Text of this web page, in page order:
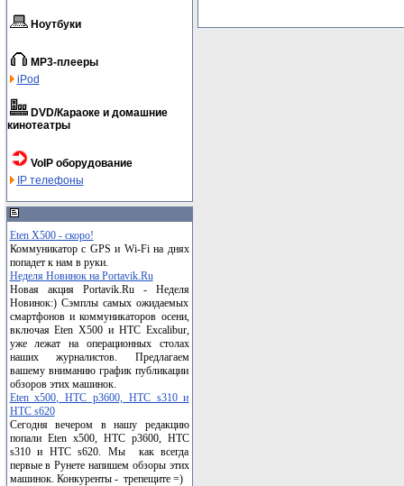
Ноутбуки
MP3-плееры
iPod
DVD/Караоке и домашние
кинотеатры
VoIP оборудование
IP телефоны
Eten X500 - скоро!
Коммуникатор с GPS и Wi-Fi на днях
попадет к нам в руки.
Неделя Новинок на Portavik.Ru
Новая акция Portavik.Ru - Неделя
Новинок:) Сэмплы самых ожидаемых
смартфонов и коммуникаторов осени,
включая Eten X500 и HTC Excalibur,
уже лежат на операционных столах
наших журналистов. Предлагаем
вашему вниманию график публикации
обзоров этих машинок.
Eten x500, HTC p3600, HTC s310 и
HTC s620
Сегодня вечером в нашу редакцию
попали Eten x500, HTC p3600, HTC
s310 и HTC s620. Мы как всегда
первые в Рунете напишем обзоры этих
машинок. Конкуренты - трепещите =)